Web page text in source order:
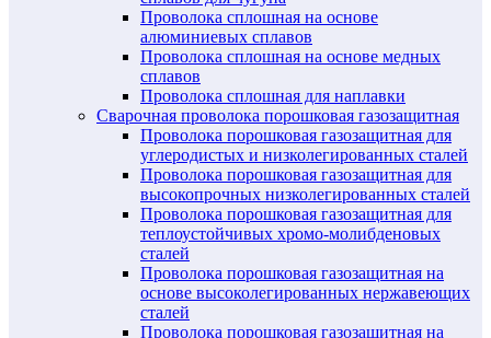
Проволока сплошная на основе
алюминиевых сплавов
Проволока сплошная на основе медных
сплавов
Проволока сплошная для наплавки
Сварочная проволока порошковая газозащитная
Проволока порошковая газозащитная для
углеродистых и низколегированных сталей
Проволока порошковая газозащитная для
высокопрочных низколегированных сталей
Проволока порошковая газозащитная для
теплоустойчивых хромо-молибденовых
сталей
Проволока порошковая газозащитная на
основе высоколегированных нержавеющих
сталей
Проволока порошковая газозащитная на